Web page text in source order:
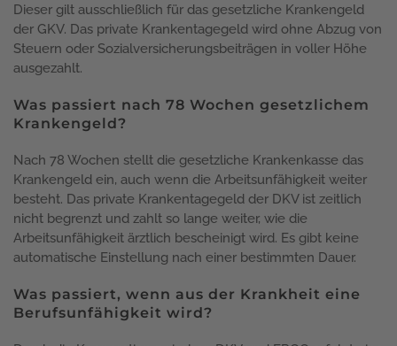
Dieser gilt ausschließlich für das gesetzliche Krankengeld
der GKV. Das private Krankentagegeld wird ohne Abzug von
Steuern oder Sozialversicherungsbeiträgen in voller Höhe
ausgezahlt.
Was passiert nach 78 Wochen gesetzlichem
Krankengeld?
Nach 78 Wochen stellt die gesetzliche Krankenkasse das
Krankengeld ein, auch wenn die Arbeitsunfähigkeit weiter
besteht. Das private Krankentagegeld der DKV ist zeitlich
nicht begrenzt und zahlt so lange weiter, wie die
Arbeitsunfähigkeit ärztlich bescheinigt wird. Es gibt keine
automatische Einstellung nach einer bestimmten Dauer.
Was passiert, wenn aus der Krankheit eine
Berufsunfähigkeit wird?